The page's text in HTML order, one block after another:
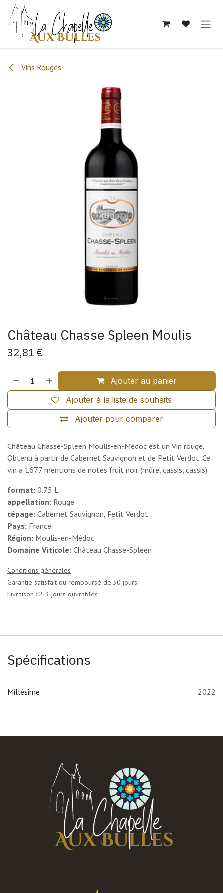
Se rendre au contenu
Vins Rouges
Château Chasse Spleen Moulis
32,81 €
Ajouter au panier
Ajouter pour comparer
Ajouter à la liste de souhaits
Château Chasse-Spleen Moulis-en-Médoc est un Vin rouge.
Obtenu à partir de Cabernet Sauvignon et de Petit Verdot. Ce
vin a 1677 mentions de notes fruit noir (mûre, cassis, cassis).
format: 0.75 L
appellation: Rouge
cépage: Cabernet Sauvignon, Petit Verdot
Pays: France
Région: Moulis-en-Médoc
Domaine Viticole: Château Chasse-Spleen
Conditions générales
Garantie satisfait ou remboursé de 30 jours
Livraison : 2-3 jours ouvrables
Spécifications
Millésime 2022